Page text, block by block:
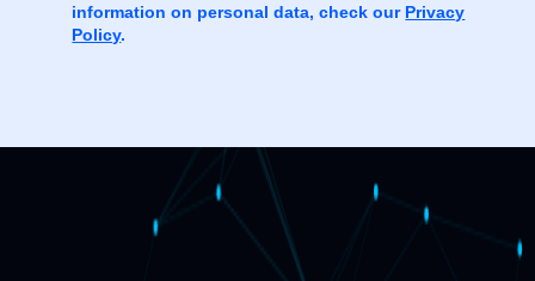
information on personal data, check our Privacy
Policy.